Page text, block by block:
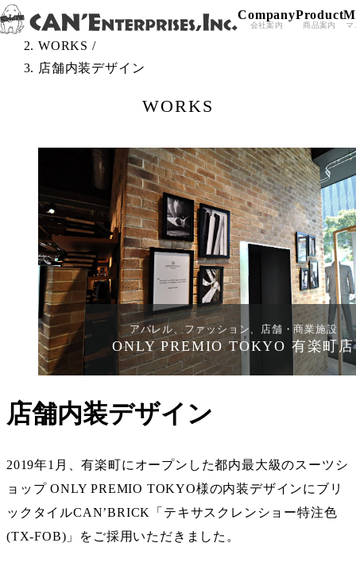
Skip to content
Company
会社案内
Product
商品案内 マ
TOP /
WORKS /
店舗内装デザイン
WORKS
アパレル、ファッション、店舗・商業施設
ONLY PREMIO TOKYO 有楽町店
店舗内装デザイン
2019年1月、有楽町にオープンした都内最大級のスーツシ
ョップ ONLY PREMIO TOKYO様の内装デザインにブリ
ックタイルCAN’BRICK「テキサスクレンショー特注色
(TX-FOB)」をご採用いただきました。